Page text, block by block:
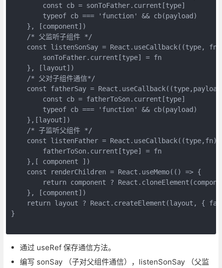
        const cb = sonToFather.current[type]
        typeof cb === 'function' && cb(payload)
    }, [component])
    /* 父监听子组件 */
const listenSonSay = React.useCallback((type,
        sonToFather.current[type] = fn
    }, [layout])
    /* 父对子组件通信*/
const fatherSay =
        const cb = fatherToSon.current[type]
        typeof cb === 'function' && cb(payload)
    },[layout])
    /* 子监听父组件 */
const listenFather =
        fatherToSon.current[type] = fn
    },[ component ])
    const renderChildren = React.useMemo(() => {
return component ?
    }, [component])
return layout ? React.createElement(layout, {
}
通过 useRef 保存通信方法。
编写 sonSay （子对父组件通信），listenSonSay （父监